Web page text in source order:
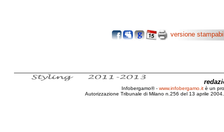
versione
Infobergamo® - www.infobergamo.it è un
Autorizzazione Tribunale di Milano n.256 del 13 aprile